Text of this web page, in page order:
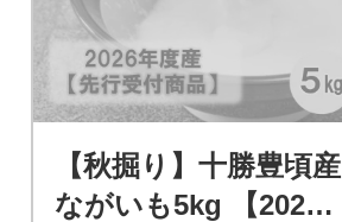
【秋掘り】十勝豊頃産
ながいも5kg 【2026